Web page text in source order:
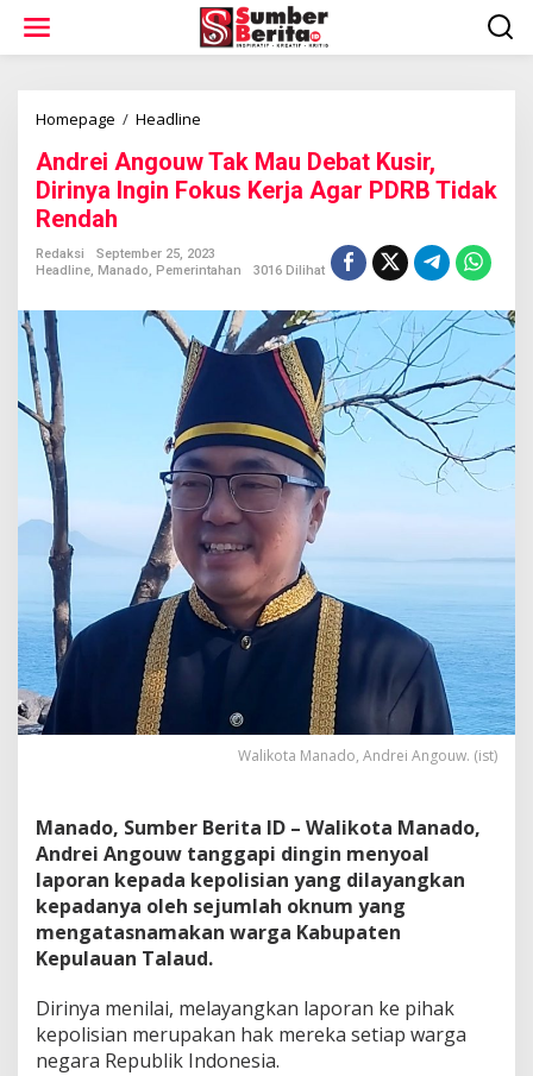
w
Homepage / Headline
d
r
e
A
n
o
w
k
M
a
u
D
e
b
a
t
K
u
D
n
y
a
I
n
g
i
F
o
k
u
Andrei Angouw Tak Mau Debat Kusir,
Dirinya Ingin Fokus Kerja Agar PDRB Tidak
Rendah
Redaksi
September 25, 2023
Headline, Manado, Pemerintahan 3016 Dilihat
Walikota Manado, Andrei Angouw. (ist)
Manado, Sumber Berita ID – Walikota Manado,
Andrei Angouw tanggapi dingin menyoal
laporan kepada kepolisian yang dilayangkan
kepadanya oleh sejumlah oknum yang
mengatasnamakan warga Kabupaten
Kepulauan Talaud.
Dirinya menilai, melayangkan laporan ke pihak
kepolisian merupakan hak mereka setiap warga
negara Republik Indonesia.